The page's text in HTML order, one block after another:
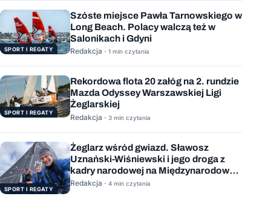
SPORT I REGATY
Szóste miejsce Pawła Tarnowskiego w
Long Beach. Polacy walczą też w
Salonikach i Gdyni
Redakcja · 1 min czytania
SPORT I REGATY
Rekordowa flota 20 załóg na 2. rundzie
Mazda Odyssey Warszawskiej Ligi
Żeglarskiej
Redakcja · 3 min czytania
SPORT I REGATY
Żeglarz wśród gwiazd. Sławosz
Uznański-Wiśniewski i jego droga z
kadry narodowej na Międzynarodową
Stację Kosmiczną
Redakcja · 4 min czytania